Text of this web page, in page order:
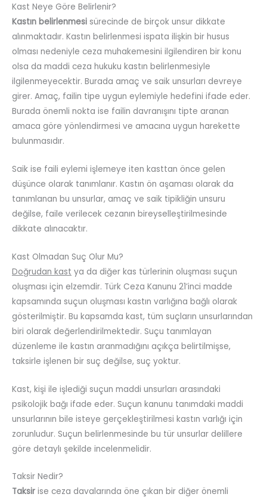
Kast Neye Göre Belirlenir?
Kastın belirlenmesi sürecinde de birçok unsur dikkate
alınmaktadır. Kastın belirlenmesi ispata ilişkin bir husus
olması nedeniyle ceza muhakemesini ilgilendiren bir konu
olsa da maddi ceza hukuku kastın belirlenmesiyle
ilgilenmeyecektir. Burada amaç ve saik unsurları devreye
girer. Amaç, failin tipe uygun eylemiyle hedefini ifade eder.
Burada önemli nokta ise failin davranışını tipte aranan
amaca göre yönlendirmesi ve amacına uygun harekette
bulunmasıdır.
Saik ise faili eylemi işlemeye iten kasttan önce gelen
düşünce olarak tanımlanır. Kastın ön aşaması olarak da
tanımlanan bu unsurlar, amaç ve saik tipikliğin unsuru
değilse, faile verilecek cezanın bireyselleştirilmesinde
dikkate alınacaktır.
Kast Olmadan Suç Olur Mu?
Doğrudan kast ya da diğer kas türlerinin oluşması suçun
oluşması için elzemdir. Türk Ceza Kanunu 21’inci madde
kapsamında suçun oluşması kastın varlığına bağlı olarak
gösterilmiştir. Bu kapsamda kast, tüm suçların unsurlarından
biri olarak değerlendirilmektedir. Suçu tanımlayan
düzenleme ile kastın aranmadığını açıkça belirtilmişse,
taksirle işlenen bir suç değilse, suç yoktur.
Kast, kişi ile işlediği suçun maddi unsurları arasındaki
psikolojik bağı ifade eder. Suçun kanunu tanımdaki maddi
unsurlarının bile isteye gerçekleştirilmesi kastın varlığı için
zorunludur. Suçun belirlenmesinde bu tür unsurlar delillere
göre detaylı şekilde incelenmelidir.
Taksir Nedir?
Taksir ise ceza davalarında öne çıkan bir diğer önemli